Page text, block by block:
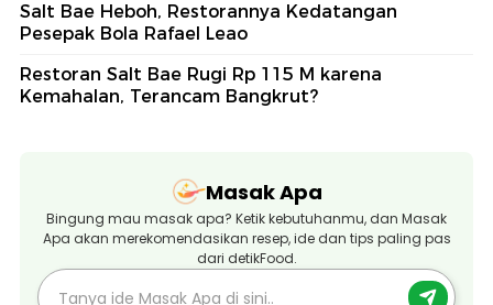
Salt Bae Heboh, Restorannya Kedatangan
Pesepak Bola Rafael Leao
Restoran Salt Bae Rugi Rp 115 M karena
Kemahalan, Terancam Bangkrut?
Masak Apa
Bingung mau masak apa? Ketik kebutuhanmu, dan Masak
Apa akan merekomendasikan resep, ide dan tips paling pas
dari detikFood.